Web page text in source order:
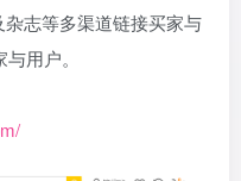
志等多渠道链接买家与
用户。